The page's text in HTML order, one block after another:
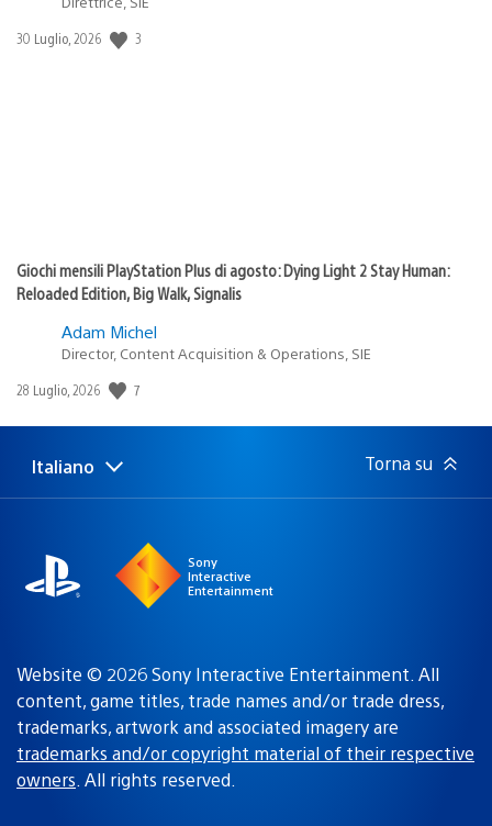
Data
30 Luglio, 2026 3
Giochi mensili PlayStation Plus di agosto: Dying Light 2 Stay Human:
Reloaded Edition, Big Walk, Signalis
Adam Michel
Director, Content Acquisition & Operations, SIE
Data
pubblicazione:
28 Luglio, 2026 7
Seleziona
una
Regione
attuale:
Italiano Torna su
Sony
Interactive
Entertainment
Website © 2026 Sony Interactive Entertainment. All
content, game titles, trade names and/or trade dress,
trademarks, artwork and associated imagery are
trademarks and/or copyright material of their respective
owners. All rights reserved.